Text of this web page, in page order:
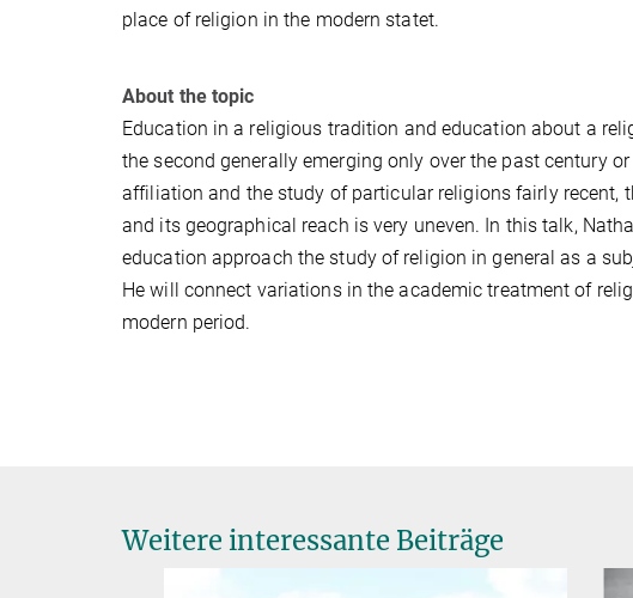
place of religion in the modern statet.
About the topic
Education in a religious tradition and education about a
the second generally emerging only over the past century
affiliation and the study of particular religions fairly recent,
and its geographical reach is very uneven. In this talk,
education approach the study of religion in general as a
He will connect variations in the academic treatment of
modern period.
Weitere interessante Beiträge